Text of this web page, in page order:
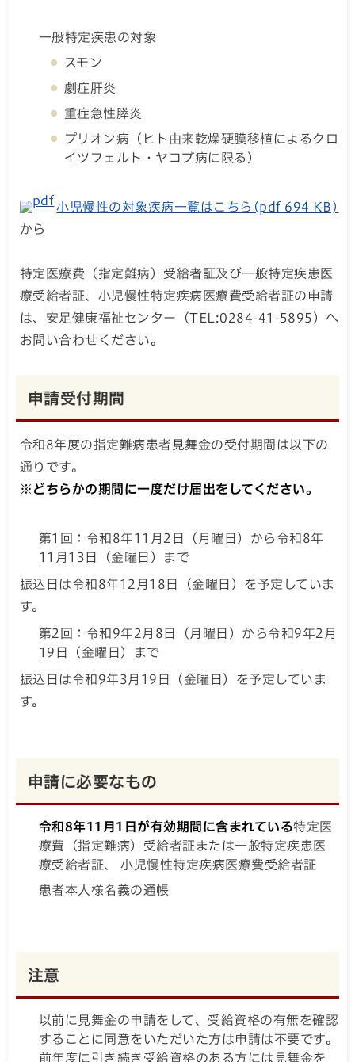
一般特定疾患の対象
スモン
劇症肝炎
重症急性膵炎
プリオン病（ヒト由来乾燥硬膜移植によるクロ
イツフェルト・ヤコブ病に限る）
小児慢性の対象疾病一覧はこちら(pdf 694 KB)
から
特定医療費（指定難病）受給者証及び一般特定疾患医
療受給者証、小児慢性特定疾病医療費受給者証の申請
は、安足健康福祉センター（TEL:0284-41-5895）へ
お問い合わせください。
申請受付期間
令和8年度の指定難病患者見舞金の受付期間は以下の
通りです。
※どちらかの期間に一度だけ届出をしてください。
第1回：令和8年11月2日（月曜日）から令和8年
11月13日（金曜日）まで
振込日は令和8年12月18日（金曜日）を予定していま
す。
第2回：令和9年2月8日（月曜日）から令和9年2月
19日（金曜日）まで
振込日は令和9年3月19日（金曜日）を予定していま
す。
申請に必要なもの
令和8年11月1日が有効期間に含まれている特定医
療費（指定難病）受給者証または一般特定疾患医
療受給者証、 小児慢性特定疾病医療費受給者証
患者本人様名義の通帳
注意
以前に見舞金の申請をして、受給資格の有無を確認
することに同意をいただいた方は申請は不要です。
前年度に引き続き受給資格のある方には見舞金を